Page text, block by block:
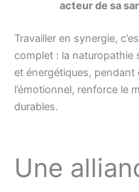
acteur de sa
Travailler en synergie,
complet : la naturopathie
et énergétiques,
l’émotionnel, renforce le
durables.
Une